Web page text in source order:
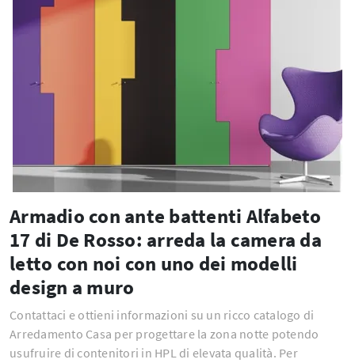
Armadio con ante battenti Alfabeto
17 di De Rosso: arreda la camera da
letto con noi con uno dei modelli
design a muro
Contattaci e ottieni informazioni su un ricco catalogo di
Arredamento Casa per progettare la zona notte potendo
usufruire di contenitori in HPL di elevata qualità. Per